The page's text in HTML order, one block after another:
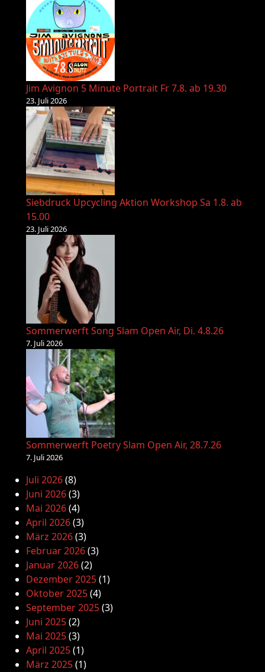
Jim Avignon 5 Minute Portrait Fr 7.8. ab 19.30
23. Juli 2026
Siebdruck Upcycling Aktion Workshop Sa 1.8. ab
15.00
23. Juli 2026
Sommerwerft Song Slam Open Air, Di. 4.8.26
7. Juli 2026
Sommerwerft Poetry Slam Open Air, 28.7.26
7. Juli 2026
Juli 2026(8)
Juni 2026(3)
Mai 2026(4)
April 2026(3)
März 2026(3)
Februar 2026(3)
Januar 2026(2)
Dezember 2025(1)
Oktober 2025(4)
September 2025(3)
Juni 2025(2)
Mai 2025(3)
April 2025(1)
März 2025(1)